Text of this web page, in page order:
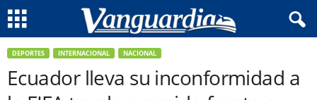
DEPORTES INTERNACIONAL NACIONAL
Ecuador lleva su inconformidad a